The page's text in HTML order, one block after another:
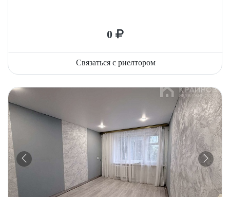
0
Связаться с риелтором